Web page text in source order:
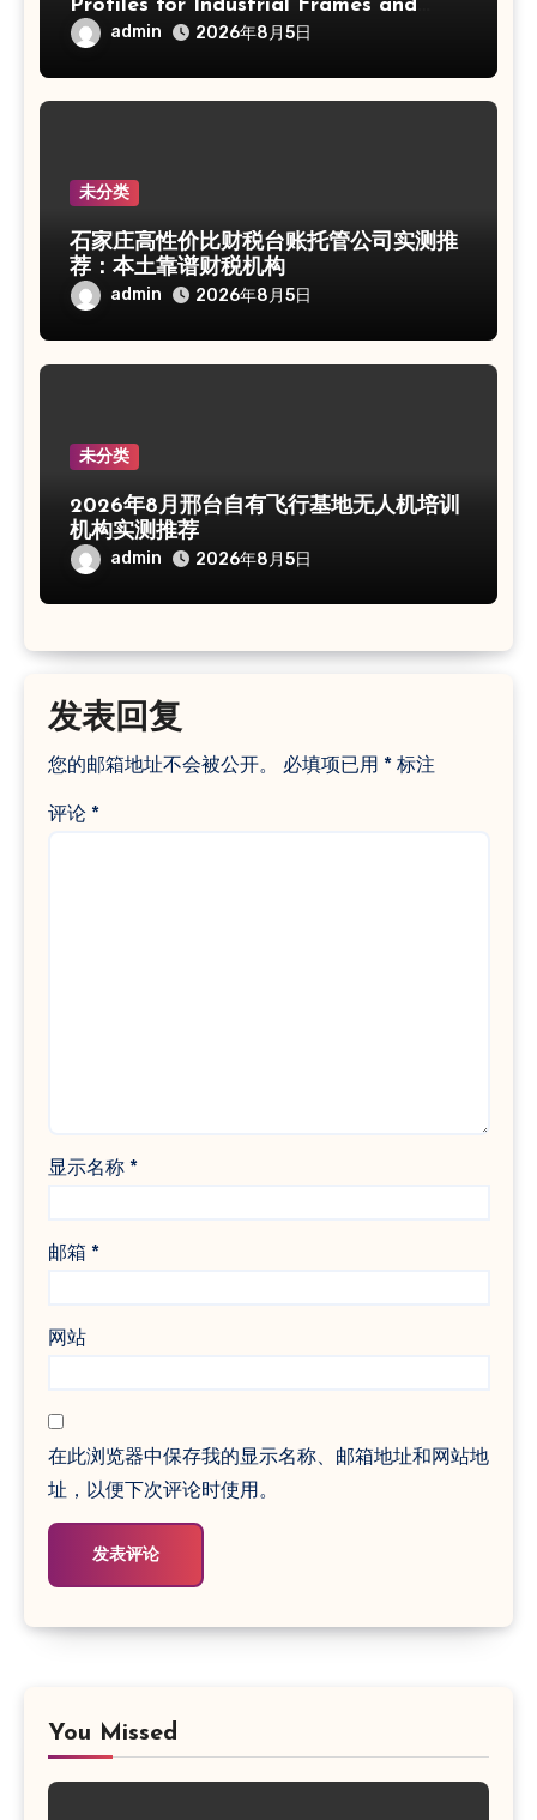
Profiles for Industrial Frames and
Solar Projects
admin 2026年8月5日
未分类
石家庄高性价比财税台账托管公司实测推
荐：本土靠谱财税机构
admin 2026年8月5日
未分类
2026年8月邢台自有飞行基地无人机培训
机构实测推荐
admin 2026年8月5日
发表回复
您的邮箱地址不会被公开。 必填项已用 *标注
评论 *
显示名称 *
邮箱 *
网站
在此浏览器中保存我的显示名称、邮箱地址和网站地
址，以便下次评论时使用。
You Missed